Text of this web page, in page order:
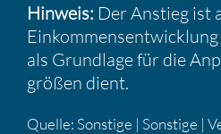
Hinweis: Der Anstieg ist
als Grund­lage für die
größen dient.
Quelle: Sonstige | Sonstige |